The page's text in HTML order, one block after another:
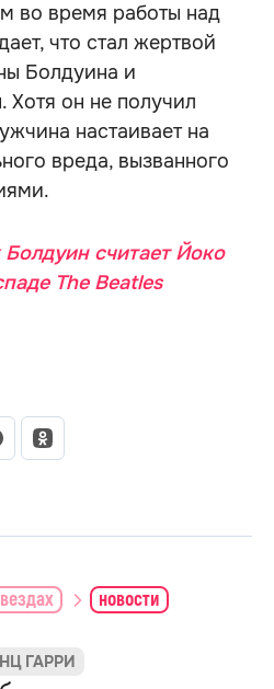
во время работы над
что стал жертвой
Болдуина и
Хотя он не получил
настаивает на
вреда, вызванного
Болдуин считает Йоко
The Beatles
новости
ГАРРИ